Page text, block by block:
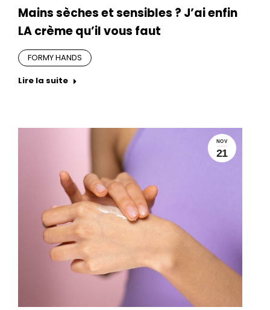
Mains sèches et sensibles ? J’ai enfin
LA crème qu’il vous faut
FORMY HANDS
Lire la suite
NOV
21